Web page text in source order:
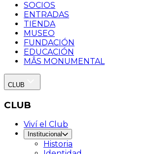
SOCIOS
ENTRADAS
TIENDA
MUSEO
FUNDACIÓN
EDUCACIÓN
MÂS MONUMENTAL
CLUB
CLUB
Viví el Club
Institucional
Historia